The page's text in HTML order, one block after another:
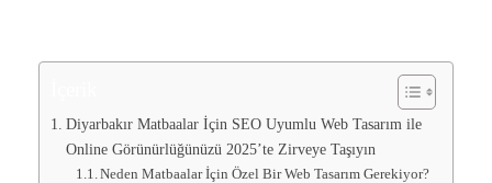
Diyarbakır Matbaalar İçin SEO Uyumlu Web Tasarım ile
Online Görünürlüğünüzü 2025’te Zirveye Taşıyın
Neden Matbaalar İçin Özel Bir Web Tasarım Gerekiyor?